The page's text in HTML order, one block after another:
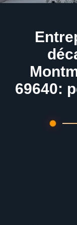
69640: